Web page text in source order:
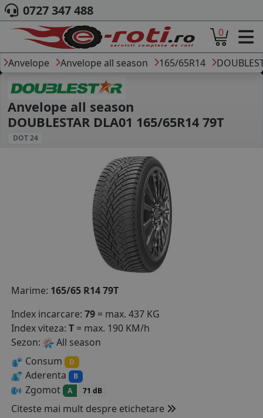
ACASA
DESPRE NOI
ANVELOPE
AUTO
CAMION
MOTO
DIMENSIUNI
PRODUCATORI ANVELOPE
MARCA AUTO
BLOG
B2B - COLABORARE COMPANII
CONT
CONTACT
0727 347 488
0
Anvelope Anvelope all season 165/65R14
Anvelope all season
DOUBLESTAR DLA01 165/65R14 79T
DOT 24
Marime: 165/65 R14 79T
Index incarcare: 79 = max. 437 KG
Index viteza: T = max. 190 KM/h
Sezon:
All season
Consum
D
Aderenta B
Zgomot A 71 dB
Citeste mai mult despre etichetare